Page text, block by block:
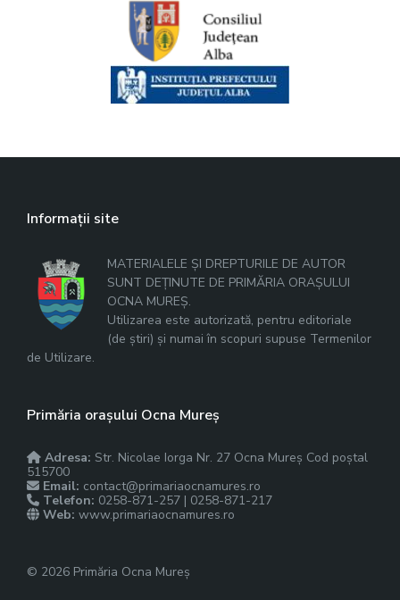
Informații site
MATERIALELE ȘI DREPTURILE DE AUTOR
SUNT DEȚINUTE DE PRIMĂRIA ORAȘULUI
OCNA MUREȘ.
Utilizarea este autorizată, pentru editoriale
(de știri) și numai în scopuri supuse Termenilor
de Utilizare.
Primăria orașului Ocna Mureș
Adresa: Str. Nicolae Iorga Nr. 27 Ocna Mureș Cod poștal
515700
Email: contact@primariaocnamures.ro
Telefon: 0258-871-257 | 0258-871-217
Web: www.primariaocnamures.ro
© 2026 Primăria Ocna Mureș